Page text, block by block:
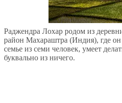
Раджендра Лохар родом из
район Махараштра (Индия), где
семье из семи человек, умеет
буквально из ничего.